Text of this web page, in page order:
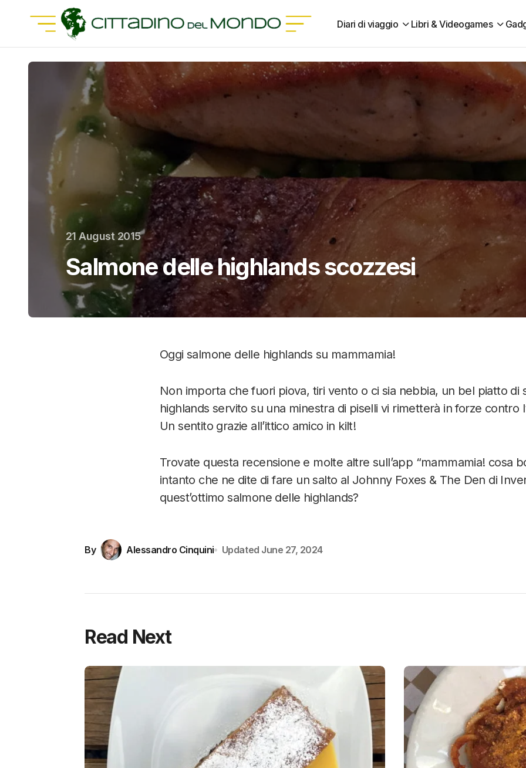
Diari di viaggio Libri & Videogames
21 August 2015
Salmone delle highlands scozzesi
Oggi salmone delle highlands su mammamia!
Non importa che fuori piova, tiri vento o ci sia nebbia, un bel piatto di
highlands servito su una minestra di piselli vi rimetterà in forze contro
Un sentito grazie all’ittico amico in kilt!
Trovate questa recensione e molte altre sull’app “mammamia! cosa
intanto che ne dite di fare un salto al Johnny Foxes & The Den di
quest’ottimo salmone delle highlands?
By Alessandro Cinquini Updated June 27, 2024
Read Next